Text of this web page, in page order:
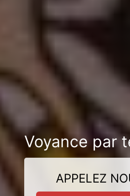
Voyance par
APPELEZ